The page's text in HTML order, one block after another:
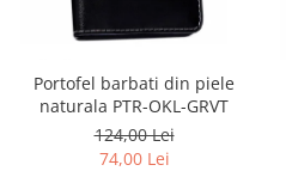
Portofel barbati din piele
naturala PTR-OKL-GRVT
124,00 Lei
74,00 Lei